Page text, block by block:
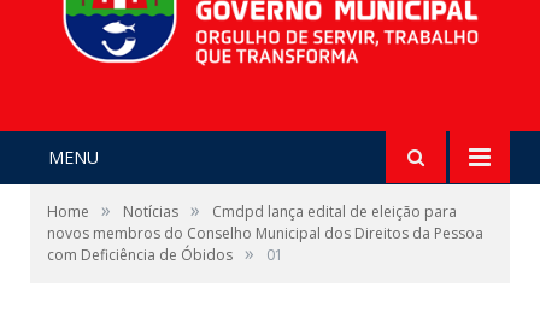
MENU
Home » Notícias »
Cmdpd lança edital de eleição para
novos membros do Conselho Municipal dos Direitos da Pessoa
com Deficiência de Óbidos » 01